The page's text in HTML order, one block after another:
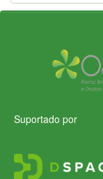
Suportado por